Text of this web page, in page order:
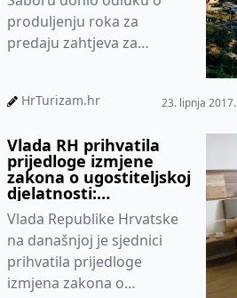
produljenju roka za
predaju zahtjeva za
2018., ali uz nap...
HrTurizam.hr 23. lipnja 2017.
Vlada RH prihvatila
prijedloge izmjene
zakona o ugostiteljskoj
djelatnosti:
Iznajmljivači će moći
turistima nuditi
doručak
Vlada Republike Hrvatske
na današnjoj je sjednici
prihvatila prijedloge
izmjena zakona o